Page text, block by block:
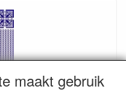
maakt gebruik